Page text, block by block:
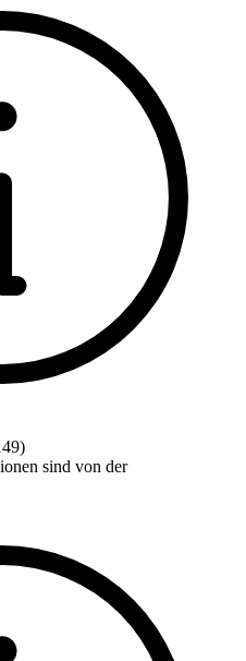
)
sind von der